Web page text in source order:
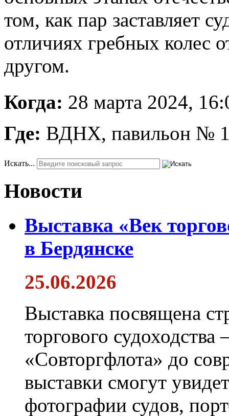
том, как пар заставляет
отличиях гребных колес
другом.
Когда: 28 марта 2024,
Где: ВДНХ, павильон №
Искать...
Новости
Выставка «Век
в Бердянске
25.06.2026
Выставка посвящена
торгового
«Совторгфлота» до
выставки смогут
фотографии судов,